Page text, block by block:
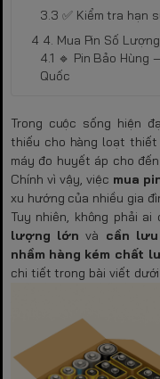
✅ Kiểm tra hạn
4. Mua Pin Số
🔹 Pin Bảo Hùng
Quốc
Trong cuộc sống hiện
thiếu cho hàng loạt thiết
máy đo huyết áp cho
Chính vì vậy, việc mua
xu hướng của nhiều gia
Tuy nhiên, không phải ai
lượng lớn và cần
nhầm hàng kém chất
chi tiết trong bài viết